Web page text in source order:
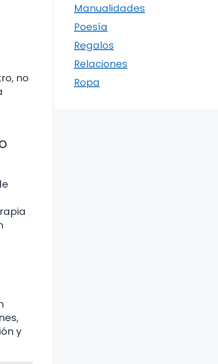
no
y
Manualidades
Poesía
Regalos
Relaciones
Ropa